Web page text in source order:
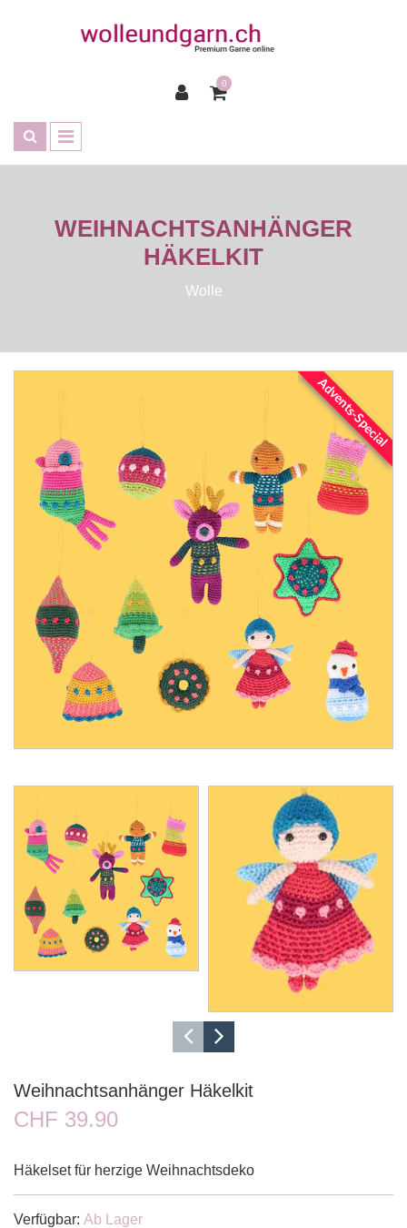
0
WEIHNACHTSANHÄNGER
HÄKELKIT
Wolle
Advents-Special
Weihnachtsanhänger Häkelkit
CHF 39.90
Häkelset für herzige Weihnachtsdeko
Verfügbar: Ab Lager